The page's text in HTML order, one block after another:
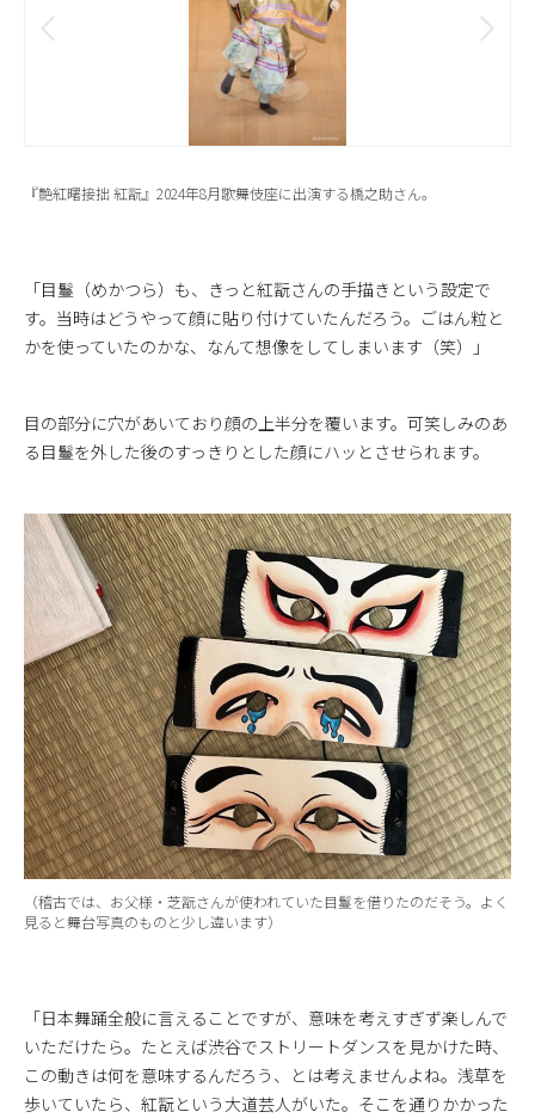
『艶紅曙接拙 紅翫』2024年8月歌舞伎座に出演する橋之助さん。
「目鬘（めかつら）も、きっと紅翫さんの手描きという設定で
す。当時はどうやって顔に貼り付けていたんだろう。ごはん粒と
かを使っていたのかな、なんて想像をしてしまいます（笑）」
目の部分に穴があいており顔の上半分を覆います。可笑しみのあ
る目鬘を外した後のすっきりとした顔にハッとさせられます。
（稽古では、お父様・芝翫さんが使われていた目鬘を借りたのだそう。よく
見ると舞台写真のものと少し違います）
「日本舞踊全般に言えることですが、意味を考えすぎず楽しんで
いただけたら。たとえば渋谷でストリートダンスを見かけた時、
この動きは何を意味するんだろう、とは考えませんよね。浅草を
歩いていたら、紅翫という大道芸人がいた。そこを通りかかった